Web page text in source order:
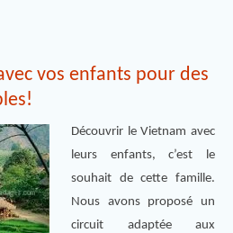
vos enfants pour des
Découvrir le Vietnam avec
leurs enfants, c’est le
souhait de cette famille.
Nous avons proposé un
circuit adaptée aux